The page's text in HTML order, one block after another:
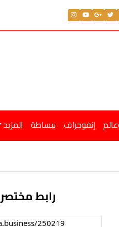
إنفوجراف ببساطة المزيد
رابط مختصر